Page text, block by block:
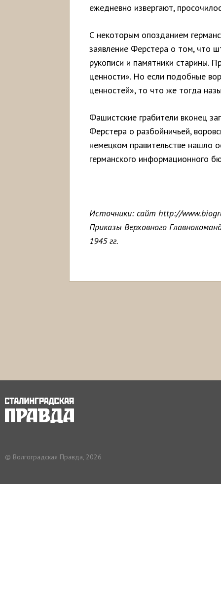
ежедневно извергают,
С некоторым опозданием
заявление Ферстера о том, что
рукописи и памятники старины.
ценности». Но если подобные
ценностей», то что же тогда
Фашистские грабители вконец
Ферстера о разбойничьей,
немецком правительстве нашло
германского информационного
Источники: сайт http://
Приказы Верховного
1945 гг.
© Волгоградская Правда, 2026